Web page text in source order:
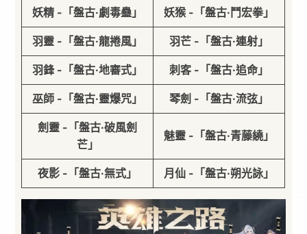
妖精 -「盤古·劇毒蠱」 妖猴 -「盤古·鬥宏拳」
羽靈 -「盤古·龍捲風」 羽芒 -「盤古·連射」
羽鋒 -「盤古·地審式」 刺客 -「盤古·追命」
巫師 -「盤古·靈爆咒」 琴劍 -「盤古·流弦」
劍靈 -「盤古·破風劍
芒」
魅靈 -「盤古·青藤繞」
夜影 -「盤古·無式」 月仙 -「盤古·朔光詠」